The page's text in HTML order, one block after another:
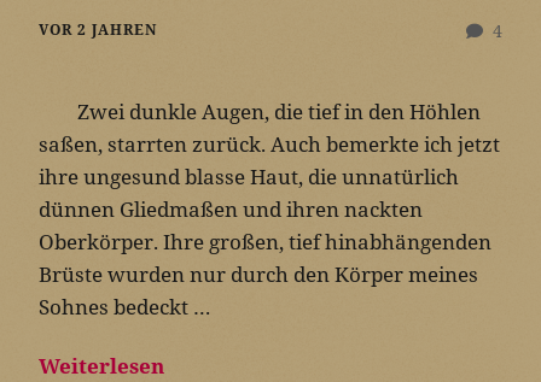
4
VOR 2 JAHREN
Zwei dunkle Augen, die tief in den Höhlen
saßen, starrten zurück. Auch bemerkte ich jetzt
ihre ungesund blasse Haut, die unnatürlich
dünnen Gliedmaßen und ihren nackten
Oberkörper. Ihre großen, tief hinabhängenden
Brüste wurden nur durch den Körper meines
Sohnes bedeckt …
Weiterlesen